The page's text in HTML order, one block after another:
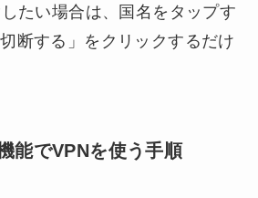
たい場合は、国名をタップす
断する」をクリックするだけ
能でVPNを使う手順